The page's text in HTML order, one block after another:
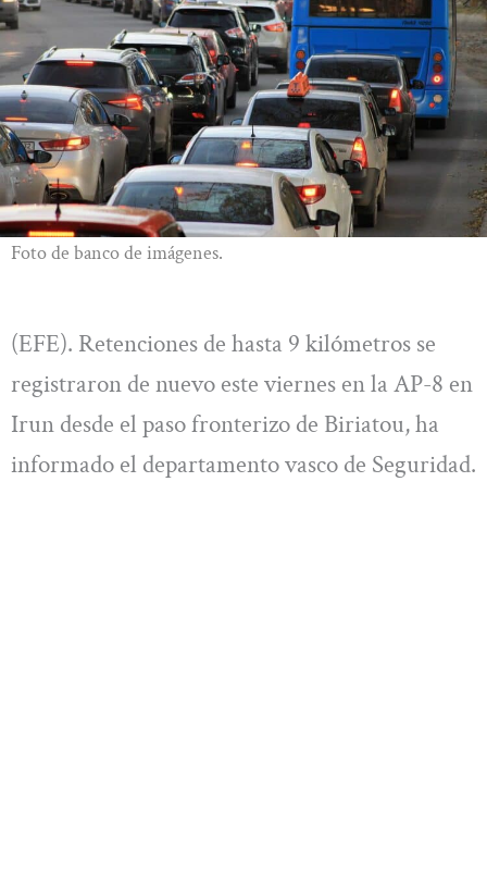
Foto de banco de imágenes.
(EFE). Retenciones de hasta 9 kilómetros se
registraron de nuevo este viernes en la AP-8 en
Irun desde el paso fronterizo de Biriatou, ha
informado el departamento vasco de Seguridad.